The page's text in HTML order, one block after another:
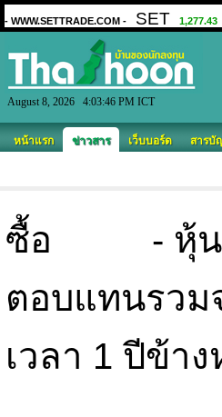
August 8, 2026 4:03:46 PM ICT
หน้าแรก ข่าวสาร เว็บบอร์ด สารบั
ซื้อ - หุ้นที่มี
ตอบแทนรวม
เวลา 1 ปีข้าง